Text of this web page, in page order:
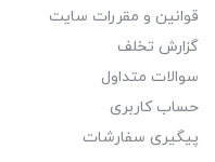
قوانین و مقررات سایت
گزارش تخلف
سوالات متداول
حساب کاربری
پیگیری سفارشات